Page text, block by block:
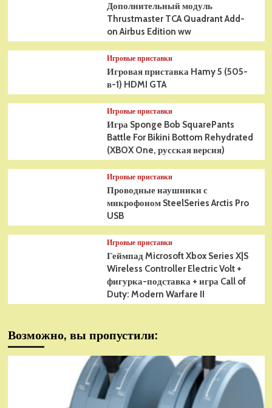
Дополнительный модуль
Thrustmaster TCA Quadrant Add-
on Airbus Edition ww
Игровые приставки
Игровая приставка Hamy 5 (505-
в-1) HDMI GTA
Игровые приставки
Игра Sponge Bob SquarePants
Battle For Bikini Bottom Rehydrated
(XBOX One, русская версия)
Игровые приставки
Проводные наушники с
микрофоном SteelSeries Arctis Pro
USB
Игровые приставки
Геймпад Microsoft Xbox Series X|S
Wireless Controller Electric Volt +
фигурка-подставка + игра Call of
Duty: Modern Warfare II
Возможно, вы пропустили: